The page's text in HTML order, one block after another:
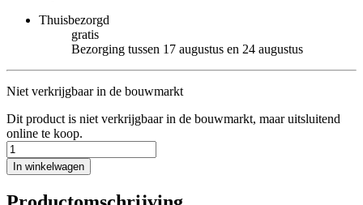
Thuisbezorgd
gratis
Bezorging tussen 17 augustus en 24 augustus
Niet verkrijgbaar in de bouwmarkt
Dit product is niet verkrijgbaar in de bouwmarkt, maar uitsluitend
online te koop.
In winkelwagen